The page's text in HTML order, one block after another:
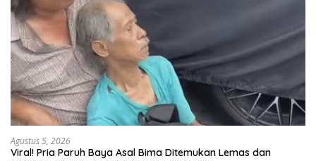
Agustus 5, 2026
Viral! Pria Paruh Baya Asal Bima Ditemukan Lemas dan